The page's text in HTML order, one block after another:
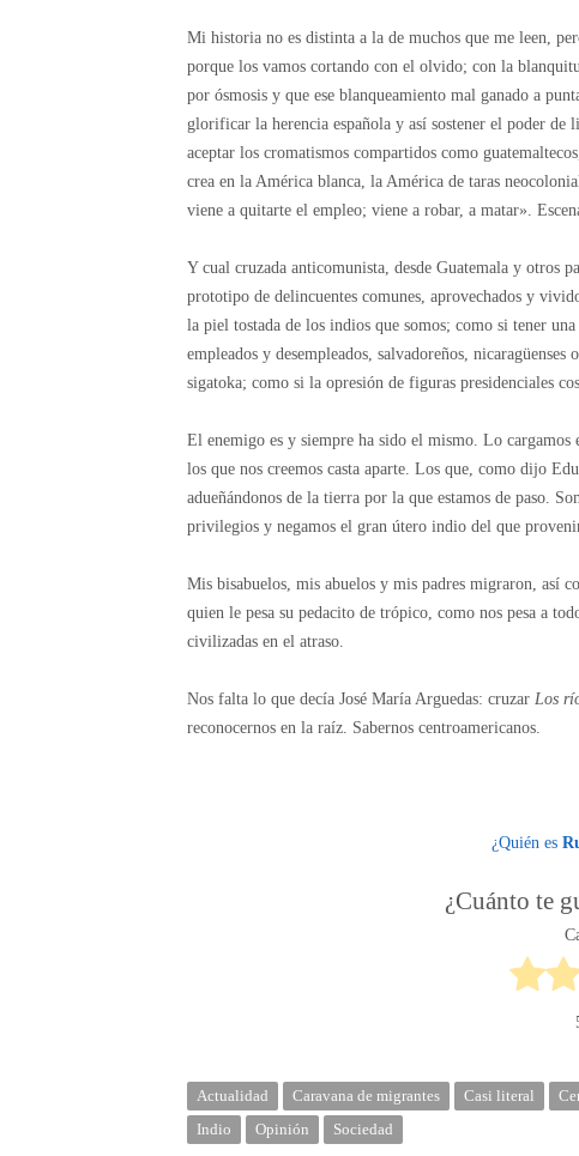
Mi historia no es distinta a la de muchos que me leen,
porque los vamos cortando con el olvido; con la
por ósmosis y que ese blanqueamiento mal ganado a
glorificar la herencia española y así sostener el poder de
aceptar los cromatismos compartidos como
crea en la América blanca, la América de taras
viene a quitarte el empleo; viene a robar, a matar».
Y cual cruzada anticomunista, desde Guatemala y otros
prototipo de delincuentes comunes, aprovechados y
la piel tostada de los indios que somos; como si tener
empleados y desempleados, salvadoreños,
sigatoka; como si la opresión de figuras presidenciales
El enemigo es y siempre ha sido el mismo. Lo cargamos
los que nos creemos casta aparte. Los que, como dijo
adueñándonos de la tierra por la que estamos de paso.
privilegios y negamos el gran útero indio del que
Mis bisabuelos, mis abuelos y mis padres migraron, así
quien le pesa su pedacito de trópico, como nos pesa a
civilizadas en el atraso.
Nos falta lo que decía José María Arguedas: cruzar Los
reconocernos en la raíz. Sabernos centroamericanos.
¿Quién es
¿Cuánto te
Actualidad Caravana de migrantes Casi literal
Indio
Opinión Sociedad